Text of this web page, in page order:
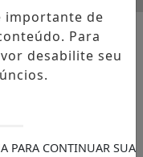
irá
importante de
Para
desabilite seu
PARA CONTINUAR SUA